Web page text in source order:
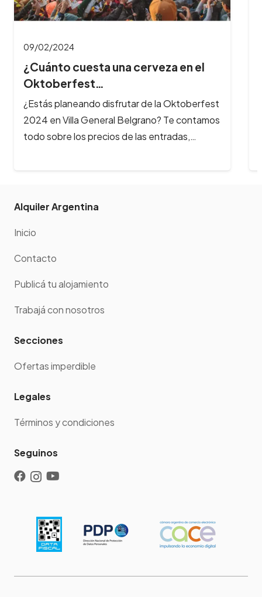
Alquiler Argentina
Inicio
Contacto
Publicá tu alojamiento
Trabajá con nosotros
Secciones
Ofertas imperdible
Legales
Términos y condiciones
Seguinos